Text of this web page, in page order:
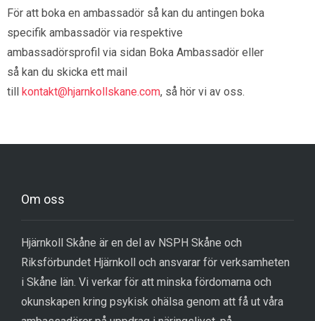
För att boka en ambassadör så kan du antingen boka
specifik ambassadör via respektive
ambassadörsprofil via sidan Boka Ambassadör eller
så kan du skicka ett mail
till kontakt@hjarnkollskane.com, så hör vi av oss.
Om oss
Hjärnkoll Skåne är en del av NSPH Skåne och
Riksförbundet Hjärnkoll och ansvarar för verksamheten
i Skåne län. Vi verkar för att minska fördomarna och
okunskapen kring psykisk ohälsa genom att få ut våra